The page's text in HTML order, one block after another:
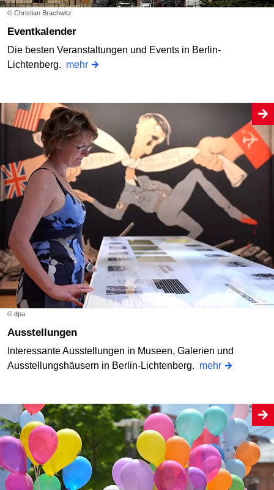
© Christian Brachwitz
Eventkalender
Die besten Veranstaltungen und Events in Berlin-
Lichtenberg. mehr
© dpa
Ausstellungen
Interessante Ausstellungen in Museen, Galerien und
Ausstellungshäusern in Berlin-Lichtenberg. mehr